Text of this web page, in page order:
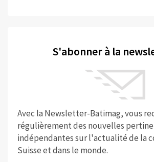
S'abonner à la
Avec la Newsletter-Batimag, vous
régulièrement des nouvelles
indépendantes sur l'actualité de la
Suisse et dans le monde.